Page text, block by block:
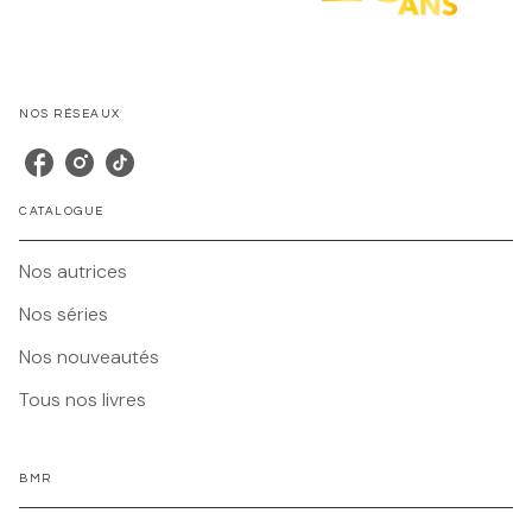
NOS RÉSEAUX
CATALOGUE
Nos autrices
Nos séries
Nos nouveautés
Tous nos livres
BMR